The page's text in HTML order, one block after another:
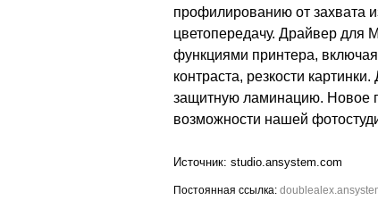
профилированию от захвата
цветопередачу. Драйвер для
функциями принтера,
контраста, резкости
защитную ламинацию. Новое
возможности нашей
studio.ansystem.com